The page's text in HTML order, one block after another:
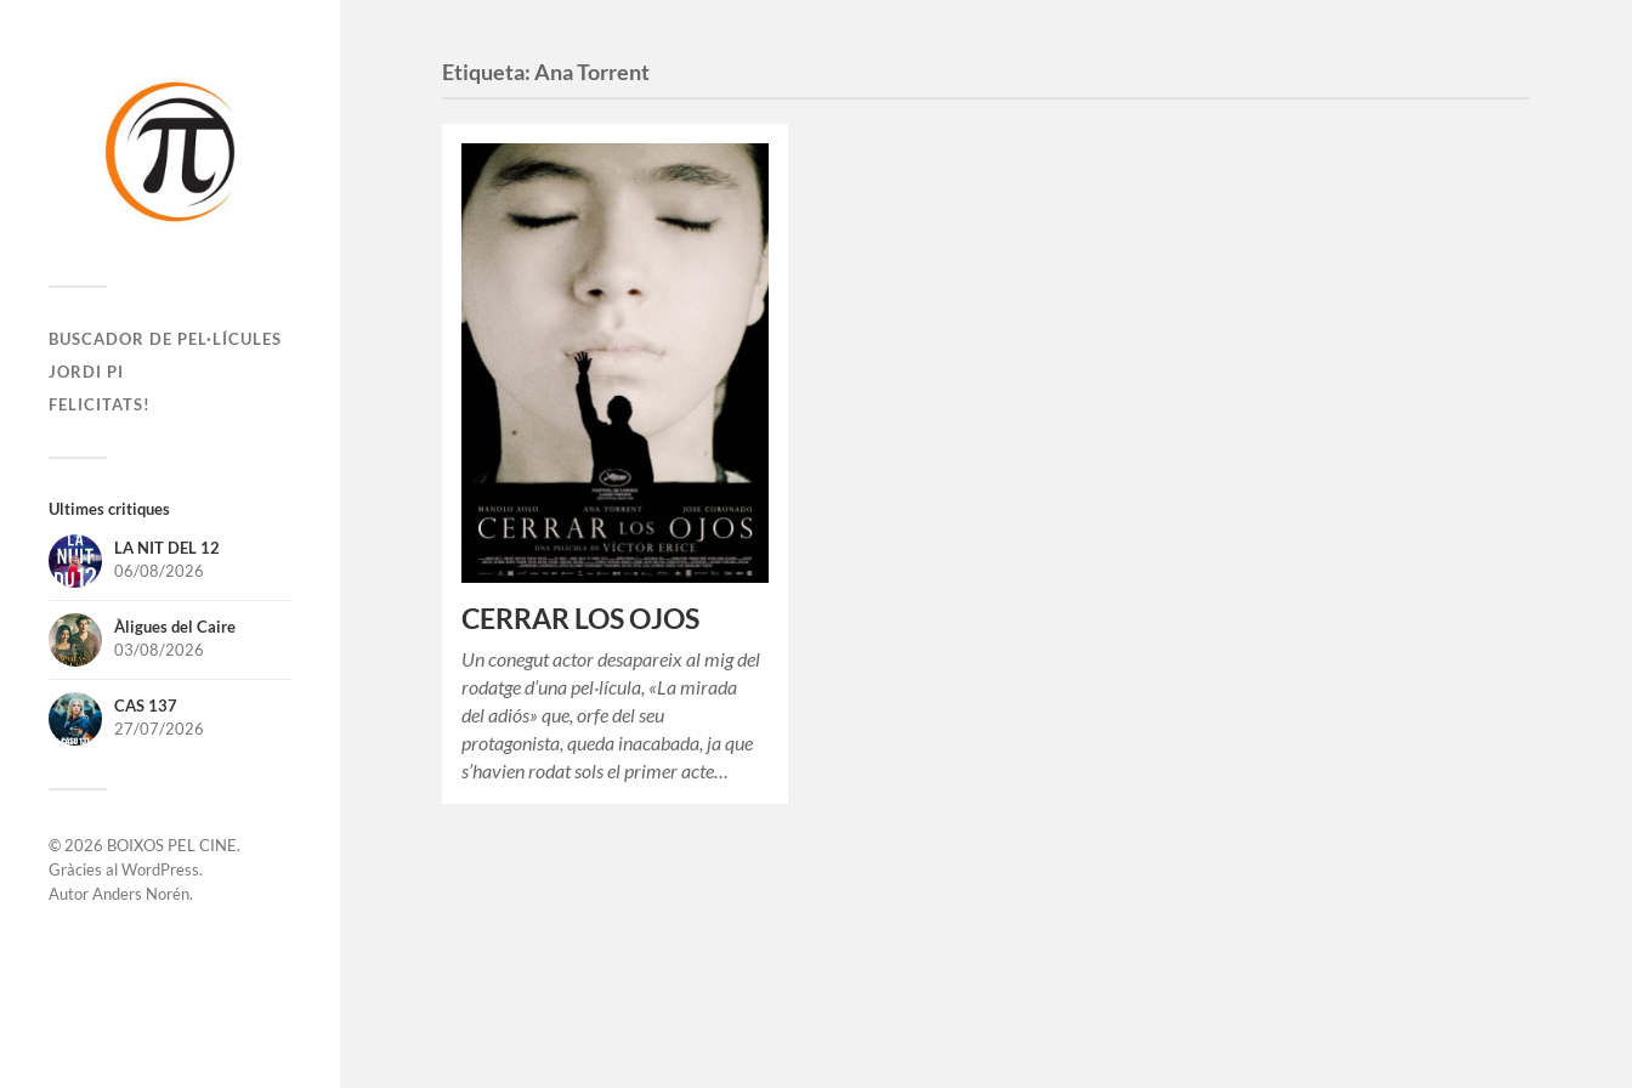
BUSCADOR DE PEL·LÍCULES
JORDI PI
FELICITATS!
Ultimes critiques
LA NIT DEL 12
06/08/2026
Àligues del Caire
03/08/2026
CAS 137
27/07/2026
© 2026 BOIXOS PEL CINE.
Gràcies alWordPress.
AutorAnders Norén.
Etiqueta:Ana Torrent
CERRAR LOS OJOS
Un conegut actor desapareix al mig del
rodatge d’una pel·lícula, «La mirada
del adiós» que, orfe del seu
protagonista, queda inacabada, ja que
s’havien rodat sols el primer acte…